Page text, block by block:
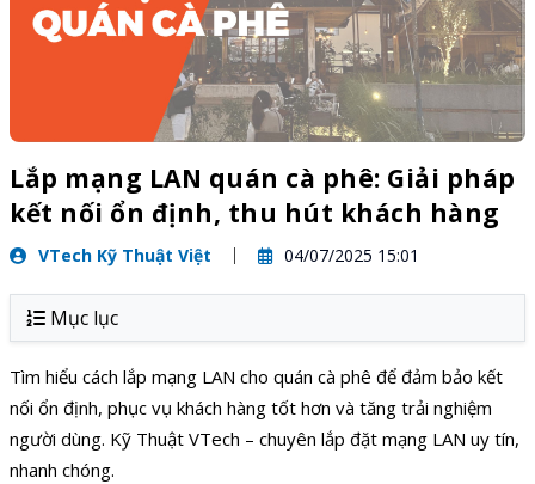
Lắp mạng LAN quán cà phê: Giải pháp
kết nối ổn định, thu hút khách hàng
VTech Kỹ Thuật Việt 04/07/2025 15:01
Mục lục
Tìm hiểu cách lắp mạng LAN cho quán cà phê để đảm bảo kết
nối ổn định, phục vụ khách hàng tốt hơn và tăng trải nghiệm
người dùng. Kỹ Thuật VTech – chuyên lắp đặt mạng LAN uy tín,
nhanh chóng.